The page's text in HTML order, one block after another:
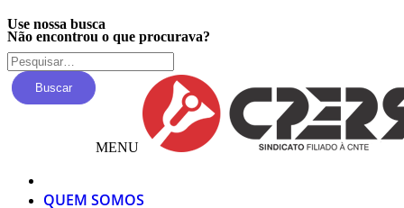
Não encontrou o que procurava?
Use nossa busca
Buscar
MENU
QUEM SOMOS